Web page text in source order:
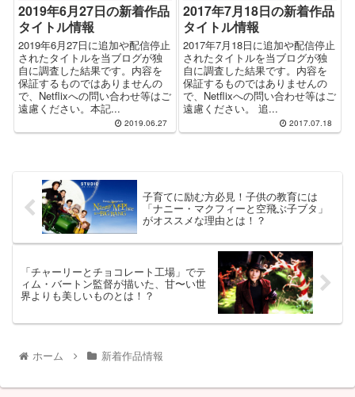
2019年6月27日の新着作品
タイトル情報
2019年6月27日に追加や配信停止
されたタイトルを当ブログが独
自に調査した結果です。内容を
保証するものではありませんの
で、Netflixへの問い合わせ等はご
遠慮ください。本記...
2019.06.27
2017年7月18日の新着作品
タイトル情報
2017年7月18日に追加や配信停止
されたタイトルを当ブログが独
自に調査した結果です。内容を
保証するものではありませんの
で、Netflixへの問い合わせ等はご
遠慮ください。 追...
2017.07.18
子育てに励む方必見！子供の教育には
「ナニー・マクフィーと空飛ぶ子ブタ」
がオススメな理由とは！？
「チャーリーとチョコレート工場」でテ
ィム・バートン監督が描いた、甘〜い世
界よりも美しいものとは！？
ホーム 新着作品情報